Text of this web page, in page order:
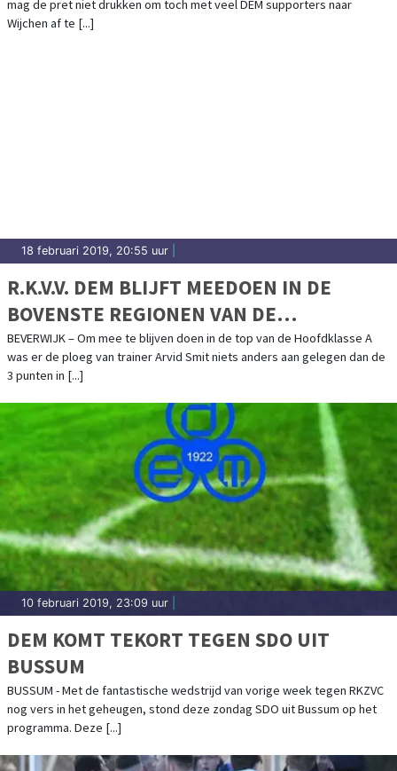
mag de pret niet drukken om toch met veel DEM supporters naar
Wijchen af te [...]
18 februari 2019, 20:55 uur
R.K.V.V. DEM BLIJFT MEEDOEN IN DE
BOVENSTE REGIONEN VAN DE
HOOFDKLASSE A
BEVERWIJK – Om mee te blijven doen in de top van de Hoofdklasse A
was er de ploeg van trainer Arvid Smit niets anders aan gelegen dan de
3 punten in [...]
10 februari 2019, 23:09 uur
DEM KOMT TEKORT TEGEN SDO UIT
BUSSUM
BUSSUM - Met de fantastische wedstrijd van vorige week tegen RKZVC
nog vers in het geheugen, stond deze zondag SDO uit Bussum op het
programma. Deze [...]